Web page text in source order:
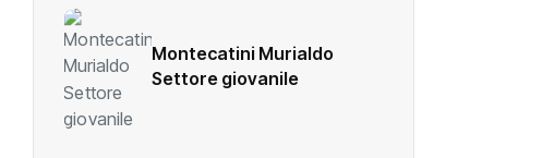
Montecatini Murialdo
Settore giovanile